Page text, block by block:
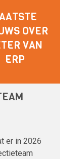
OVER
VAN
ERP
er in 2026